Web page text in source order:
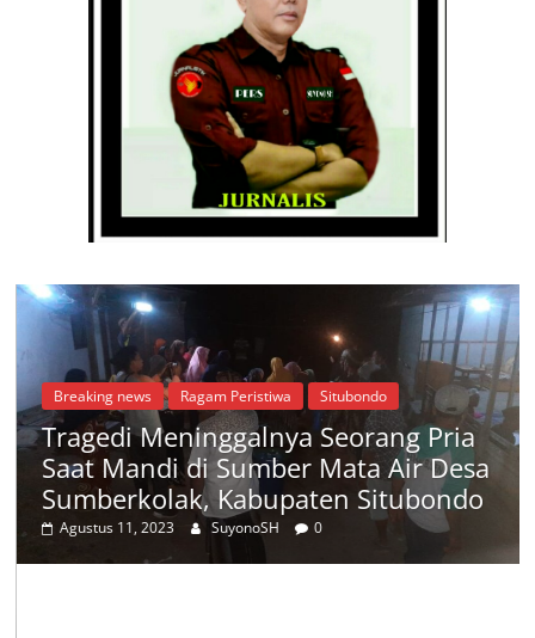
Breaking news Ragam Peristiwa Situbondo
Tragedi Meninggalnya Seorang Pria
Saat Mandi di Sumber Mata Air Desa
Sumberkolak, Kabupaten Situbondo
Agustus 11, 2023 SuyonoSH 0